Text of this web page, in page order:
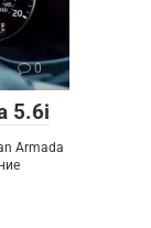
0
5.6i
Armada